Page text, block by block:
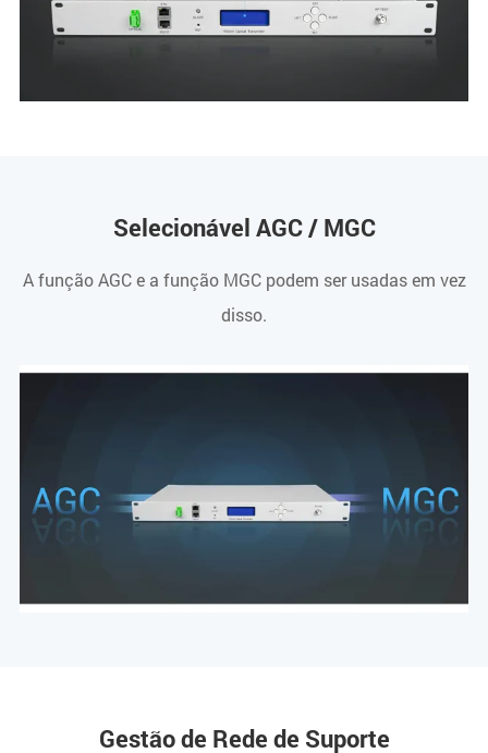
Selecionável AGC / MGC
A função AGC e a função MGC podem ser usadas em vez
disso.
Gestão de Rede de Suporte